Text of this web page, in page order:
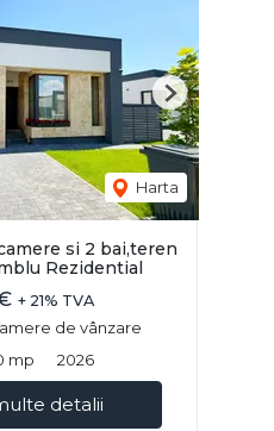
Harta
Next
si 2 bai,teren
Rezidential
+ 21% TVA
de vânzare
mp 2026
detalii